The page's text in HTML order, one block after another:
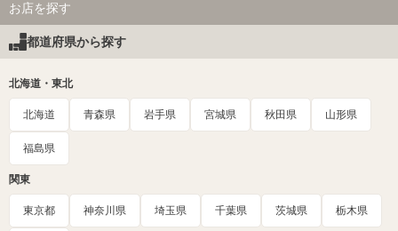
お店を探す
都道府県から探す
北海道・東北
北海道 青森県 岩手県 宮城県 秋田県 山形県
福島県
関東
東京都 神奈川県 埼玉県 千葉県 茨城県 栃木県